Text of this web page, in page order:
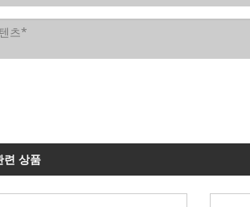
련 상품